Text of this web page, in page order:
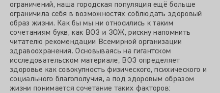
ограничений, наша городская популяция ещё больше
ограничила себя в возможностях соблюдать здоровый
образ жизни. Как бы мы ни относились к таким
сочетаниям букв, как ВОЗ и ЗОЖ, рискну напомнить
читателю рекомендации Всемирной организации
здравоохранения. Основываясь на гигантском
исследовательском материале, ВОЗ определяет
здоровье как совокупность физического, психического и
социального благополучия, а под здоровым образом
жизни понимается сочетание таких факторов: